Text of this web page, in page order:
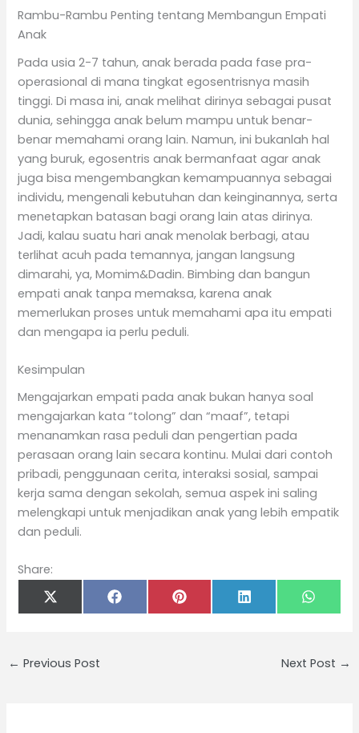
Rambu-Rambu Penting tentang Membangun Empati
Anak
Pada usia 2-7 tahun, anak berada pada fase pra-
operasional di mana tingkat egosentrisnya masih
tinggi. Di masa ini, anak melihat dirinya sebagai pusat
dunia, sehingga anak belum mampu untuk benar-
benar memahami orang lain. Namun, ini bukanlah hal
yang buruk, egosentris anak bermanfaat agar anak
juga bisa mengembangkan kemampuannya sebagai
individu, mengenali kebutuhan dan keinginannya, serta
menetapkan batasan bagi orang lain atas dirinya.
Jadi, kalau suatu hari anak menolak berbagi, atau
terlihat acuh pada temannya, jangan langsung
dimarahi, ya, Momim&Dadin. Bimbing dan bangun
empati anak tanpa memaksa, karena anak
memerlukan proses untuk memahami apa itu empati
dan mengapa ia perlu peduli.
Kesimpulan
Mengajarkan empati pada anak bukan hanya soal
mengajarkan kata “tolong” dan “maaf”, tetapi
menanamkan rasa peduli dan pengertian pada
perasaan orang lain secara kontinu. Mulai dari contoh
pribadi, penggunaan cerita, interaksi sosial, sampai
kerja sama dengan sekolah, semua aspek ini saling
melengkapi untuk menjadikan anak yang lebih empatik
dan peduli.
Share:
Share
X
(Twitter)
Share
on
Facebook
Share
on
Share
on
LinkedIn
Share
← Previous Post Next Post →